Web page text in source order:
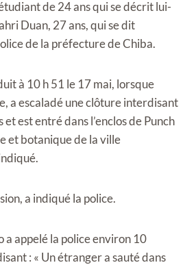
de 24 ans qui se décrit lui-
Duan, 27 ans, qui se dit
de la préfecture de Chiba.
à 10 h 51 le 17 mai, lorsque
a escaladé une clôture interdisant
et est entré dans l’enclos de Punch
et botanique de la ville
a indiqué la police.
a appelé la police environ 10
: « Un étranger a sauté dans